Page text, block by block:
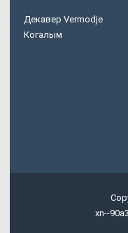
Декавер Vermodje
Когалым
xn--